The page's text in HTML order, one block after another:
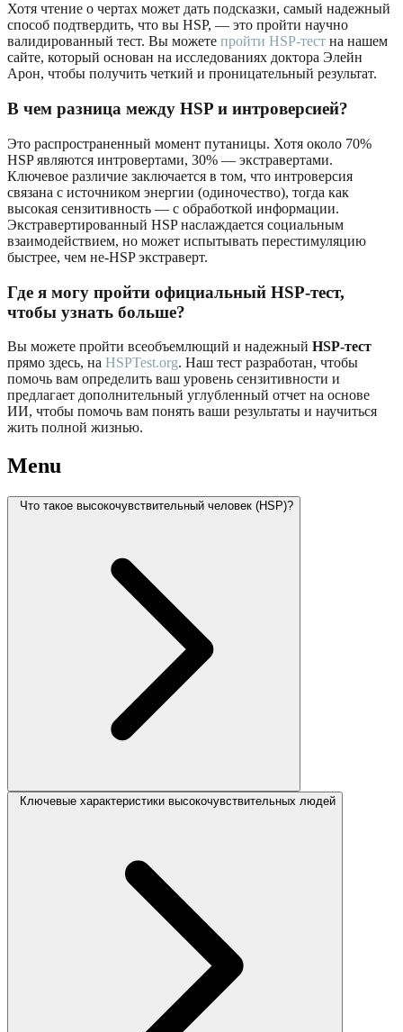
Хотя чтение о чертах может дать подсказки, самый надежный
способ подтвердить, что вы HSP, — это пройти научно
валидированный тест. Вы можете пройти HSP-тест на нашем
сайте, который основан на исследованиях доктора Элейн
Арон, чтобы получить четкий и проницательный результат.
В чем разница между HSP и интроверсией?
Это распространенный момент путаницы. Хотя около 70%
HSP являются интровертами, 30% — экстравертами.
Ключевое различие заключается в том, что интроверсия
связана с источником энергии (одиночество), тогда как
высокая сензитивность — с обработкой информации.
Экстравертированный HSP наслаждается социальным
взаимодействием, но может испытывать перестимуляцию
быстрее, чем не-HSP экстраверт.
Где я могу пройти официальный HSP-тест,
чтобы узнать больше?
Вы можете пройти всеобъемлющий и надежный HSP-тест
прямо здесь, на HSPTest.org. Наш тест разработан, чтобы
помочь вам определить ваш уровень сензитивности и
предлагает дополнительный углубленный отчет на основе
ИИ, чтобы помочь вам понять ваши результаты и научиться
жить полной жизнью.
Menu
Что такое высокочувствительный человек (HSP)?
Ключевые характеристики высокочувствительных людей